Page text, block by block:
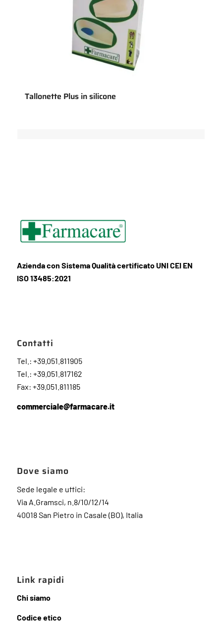
Tallonette Plus in silicone
Azienda con Sistema Qualità certificato UNI CEI EN
ISO 13485:2021
Contatti
Tel.: +39.051.811905
Tel.: +39.051.817162
Fax: +39.051.811185
commerciale@farmacare.it
Dove siamo
Sede legale e uffici:
Via A.Gramsci, n.8/10/12/14
40018 San Pietro in Casale (BO), Italia
Link rapidi
Chi siamo
Codice etico